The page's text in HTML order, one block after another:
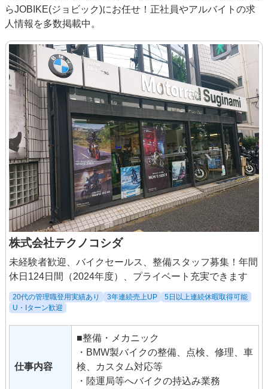
らJOBIKE(ジョビック)にお任せ！正社員やアルバイトの求
人情報を多数掲載中。
株式会社テクノコシダ
未経験者歓迎、バイクセールス、整備スタッフ募集！年間
休日124日間（2024年度）、プライベート充実できます
20代の管理職登用実績あり 3年連続売上UP
5日以上連続休暇取得可能
U・Iターン歓迎
仕事内容
■整備・メカニック
・BMW製バイクの整備、点検、修理、車
検、カスタム対応等
・陸運局等へバイクの持込み業務